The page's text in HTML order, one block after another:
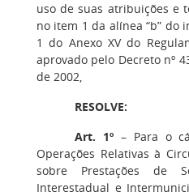
uso de suas atribuições e
no item 1 da alínea “b” do
1 do Anexo XV do
aprovado pelo Decreto nº
de 2002,
RESOLVE:
Art. 1º – Para o
Operações Relativas à
sobre Prestações de
Interestadual e